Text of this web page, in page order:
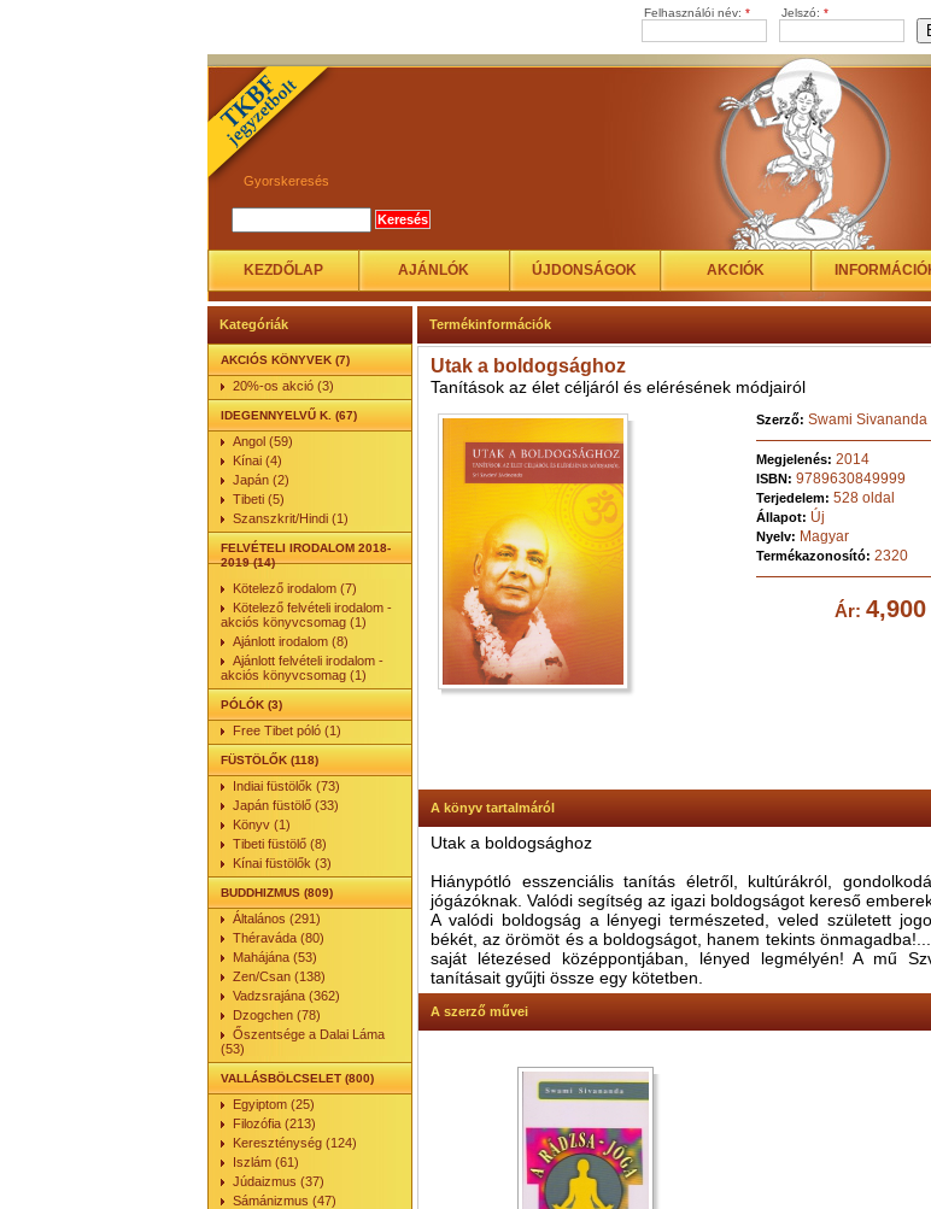
Felhasználói név: * Jelszó: *
Gyorskeresés
KEZDŐLAP AJÁNLÓK ÚJDONSÁGOK AKCIÓK
Kategóriák
AKCIÓS KÖNYVEK (7)
20%-os akció (3)
IDEGENNYELVŰ K. (67)
Angol (59)
Kínai (4)
Japán (2)
Tibeti (5)
Szanszkrit/Hindi (1)
FELVÉTELI IRODALOM 2018-
2019 (14)
Kötelező irodalom (7)
Kötelező felvételi irodalom -
akciós könyvcsomag (1)
Ajánlott irodalom (8)
Ajánlott felvételi irodalom -
akciós könyvcsomag (1)
PÓLÓK (3)
Free Tibet póló (1)
FÜSTÖLŐK (118)
Indiai füstölők (73)
Japán füstölő (33)
Könyv (1)
Tibeti füstölő (8)
Kínai füstölők (3)
BUDDHIZMUS (809)
Általános (291)
Théraváda (80)
Mahájána (53)
Zen/Csan (138)
Vadzsrajána (362)
Dzogchen (78)
Őszentsége a Dalai Láma
(53)
VALLÁSBÖLCSELET (800)
Egyiptom (25)
Filozófia (213)
Kereszténység (124)
Iszlám (61)
Júdaizmus (37)
Sámánizmus (47)
Termékinformációk
Utak a boldogsághoz
Tanítások az élet céljáról és elérésének módjairól
Szerző: Swami Sivananda
Megjelenés: 2014
ISBN: 9789630849999
Terjedelem: 528 oldal
Állapot: Új
Nyelv: Magyar
Termékazonosító: 2320
Ár:
A könyv tartalmáról
Utak a boldogsághoz
Hiánypótló esszenciális tanítás életről, kultúrákról,
jógázóknak. Valódi segítség az igazi boldogságot kereső
A valódi boldogság a lényegi természeted, veled született
békét, az örömöt és a boldogságot, hanem tekints
saját létezésed középpontjában, lényed legmélyén! A mű
tanításait gyűjti össze egy kötetben.
A szerző művei